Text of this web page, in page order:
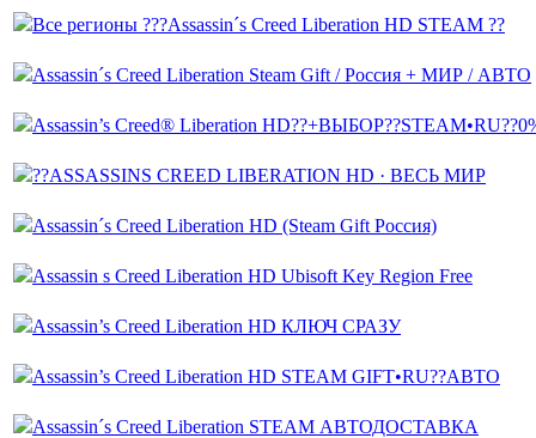
Все регионы ???Assassin´s Creed Liberation HD STEAM ??
Assassin´s Creed Liberation Steam Gift / Россия + МИР / АВТО
Assassin’s Creed® Liberation
??ASSASSINS CREED LIBERATION HD · ВЕСЬ МИР
Assassin´s Creed Liberation HD (Steam Gift Россия)
Assassin s Creed Liberation HD Ubisoft Key Region Free
Assassin’s Creed Liberation HD КЛЮЧ СРАЗУ
Assassin’s Creed Liberation HD STEAM GIFT•RU??АВТО
Assassin´s Creed Liberation STEAM АВТОДОСТАВКА